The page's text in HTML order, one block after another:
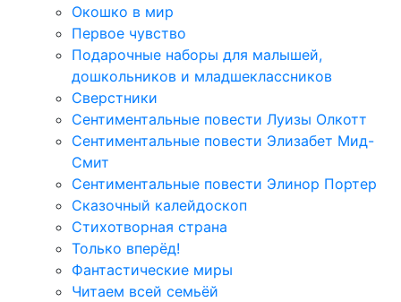
Окошко в мир
Первое чувство
Подарочные наборы для малышей,
дошкольников и младшеклассников
Сверстники
Сентиментальные повести Луизы Олкотт
Сентиментальные повести Элизабет Мид-
Смит
Сентиментальные повести Элинор Портер
Сказочный калейдоскоп
Стихотворная страна
Только вперёд!
Фантастические миры
Читаем всей семьёй